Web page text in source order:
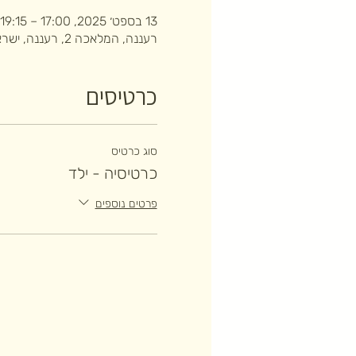
13 בספט׳ 2025, 17:00 – 19:15
רעננה, המלאכה 2, רעננה, ישראל
כרטיסים
סוג כרטיס
כרטיסיה - ילד
פרטים נוספים